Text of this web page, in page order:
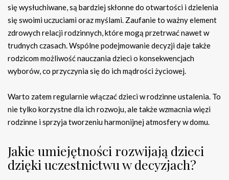
się wysłuchiwane, są bardziej skłonne do otwartości i dzielenia
się swoimi uczuciami oraz myślami. Zaufanie to ważny element
zdrowych relacji rodzinnych, które mogą przetrwać nawet w
trudnych czasach. Wspólne podejmowanie decyzji daje także
rodzicom możliwość nauczania dzieci o konsekwencjach
wyborów, co przyczynia się do ich mądrości życiowej.
Warto zatem regularnie włączać dzieci w rodzinne ustalenia. To
nie tylko korzystne dla ich rozwoju, ale także wzmacnia więzi
rodzinne i sprzyja tworzeniu harmonijnej atmosfery w domu.
Jakie umiejętności rozwijają dzieci
dzięki uczestnictwu w decyzjach?